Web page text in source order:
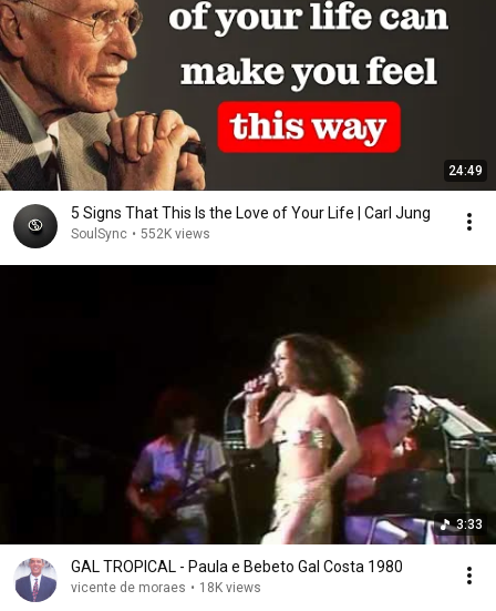
24:49
5 Signs That This Is the Love of Your Life | Carl Jung
SoulSync • 552K views
3:33
GAL TROPICAL - Paula e Bebeto Gal Costa 1980
vicente de moraes • 18K views